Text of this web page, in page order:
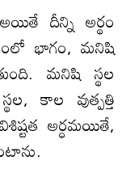
దీన్ని అర్థం
భాగం, మనిషి
మనిషి స్థల
కాల వుత్పత్తి
అర్ధమయితే,